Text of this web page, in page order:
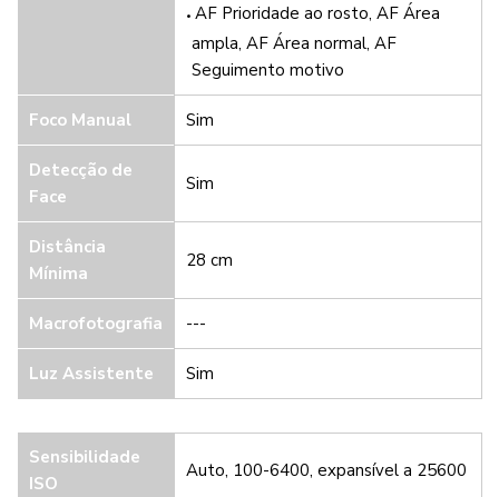
AF Prioridade ao rosto, AF Área
ampla, AF Área normal, AF
Seguimento motivo
Foco Manual Sim
Detecção de
Face
Sim
Distância
Mínima
28 cm
Macrofotografia ---
Luz Assistente Sim
Sensibilidade
ISO
Auto, 100-6400, expansível a 25600